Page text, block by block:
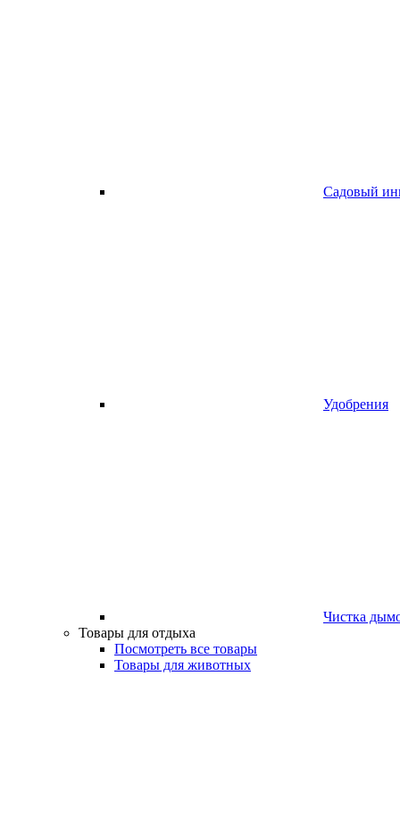
Садовый
Удобрения
Чистка
Товары для отдыха
Посмотреть все товары
Товары для животных